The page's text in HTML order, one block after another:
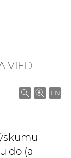
VIED
EN
V
a
do (a